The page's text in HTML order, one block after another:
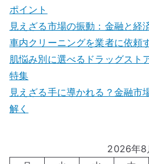
ポイント
見えざる市場の振動：金融と経
車内クリーニングを業者に依頼
肌悩み別に選べるドラッグスト
特集
見えざる手に導かれる？金融市
解く
2026年8